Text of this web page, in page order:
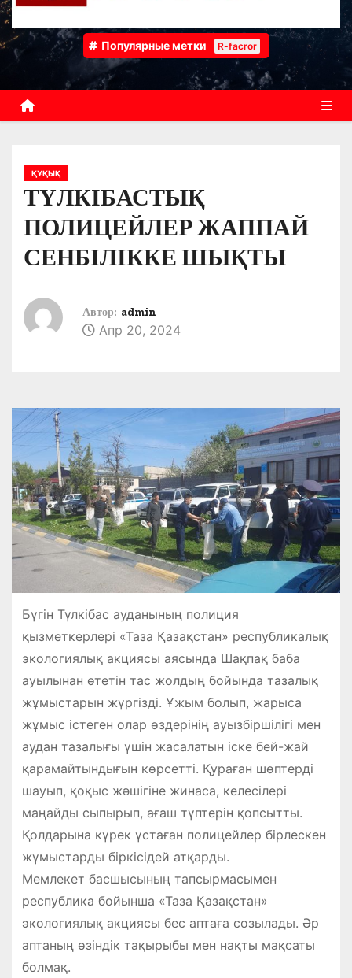
Популярные метки R-facror
ҚҰҚЫҚ
ТҮЛКІБАСТЫҚ
ПОЛИЦЕЙЛЕР ЖАППАЙ
СЕНБІЛІККЕ ШЫҚТЫ
Автор: admin
Апр 20, 2024
Бүгін Түлкібас ауданының полиция
қызметкерлері «Таза Қазақстан» республикалық
экологиялық акциясы аясында Шақпақ баба
ауылынан өтетін тас жолдың бойында тазалық
жұмыстарын жүргізді. Ұжым болып, жарыса
жұмыс істеген олар өздерінің ауызбіршілігі мен
аудан тазалығы үшін жасалатын іске бей-жай
қарамайтындығын көрсетті. Қураған шөптерді
шауып, қоқыс жәшігіне жинаса, келесілері
маңайды сыпырып, ағаш түптерін қопсытты.
Қолдарына күрек ұстаған полицейлер бірлескен
жұмыстарды біркісідей атқарды.
Мемлекет басшысының тапсырмасымен
республика бойынша «Таза Қазақстан»
экологиялық акциясы бес аптаға созылады. Әр
аптаның өзіндік тақырыбы мен нақты мақсаты
болмақ.